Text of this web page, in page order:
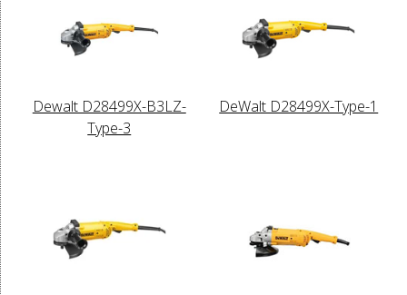
Dewalt D28499X-B3LZ-
Type-3
DeWalt D28499X-Type-1